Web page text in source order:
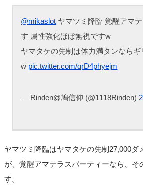
@mikaslot ヤマツミ降臨 覚醒アマ
す 属性強化ほぼ無視ですw
ヤマタケの先制は体力満タンなら
w pic.twitter.com/qrD4phyejm
— Rinden@鳩信仰 (@1118Rinden)
ヤマツミ降臨はヤマタケの先制27,000ダ
が、覚醒アマテラスパーティーなら、そ
す。